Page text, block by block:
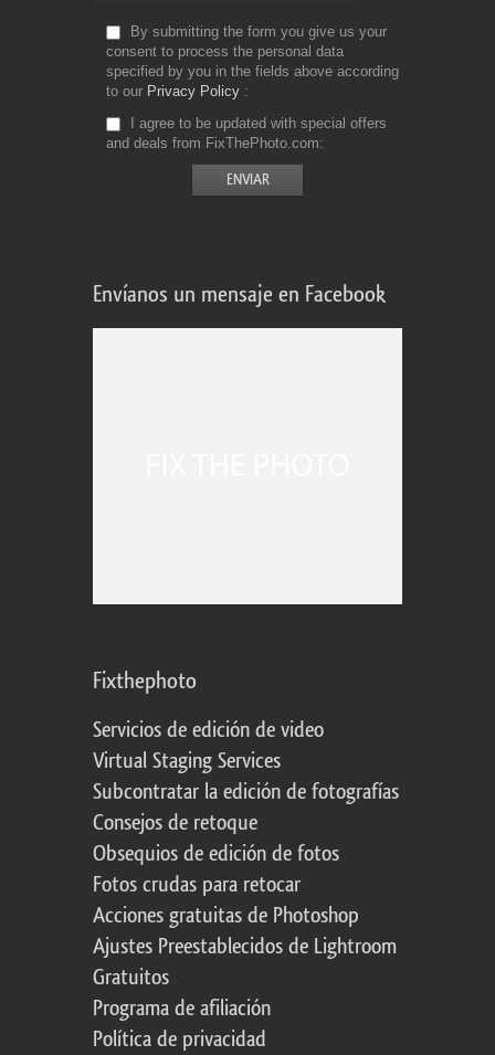
By submitting the form you give us your
consent to process the personal data
specified by you in the fields above according
to our Privacy Policy
I agree to be updated with special offers
and deals from FixThePhoto.com
Envíanos un mensaje en Facebook
Fixthephoto
Servicios de edición de video
Virtual Staging Services
Subcontratar la edición de fotografías
Consejos de retoque
Obsequios de edición de fotos
Fotos crudas para retocar
Acciones gratuitas de Photoshop
Ajustes Preestablecidos de Lightroom
Gratuitos
Programa de afiliación
Política de privacidad